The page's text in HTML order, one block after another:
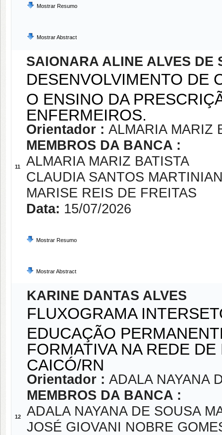
Mostrar Resumo
Mostrar Abstract
11
SAIONARA ALINE ALVES DE
DESENVOLVIMENTO DE
O ENSINO DA
ENFERMEIROS.
Orientador : ALMARIA MARIZ
MEMBROS DA BANCA :
ALMARIA MARIZ BATISTA
CLAUDIA SANTOS
MARISE REIS DE FREITAS
Data: 15/07/2026
Mostrar Resumo
Mostrar Abstract
12
KARINE DANTAS ALVES
FLUXOGRAMA
EDUCAÇÃO
FORMATIVA NA REDE
CAICÓ/RN
Orientador : ADALA NAYANA
MEMBROS DA BANCA :
ADALA NAYANA DE SOUSA
JOSÉ GIOVANI NOBRE